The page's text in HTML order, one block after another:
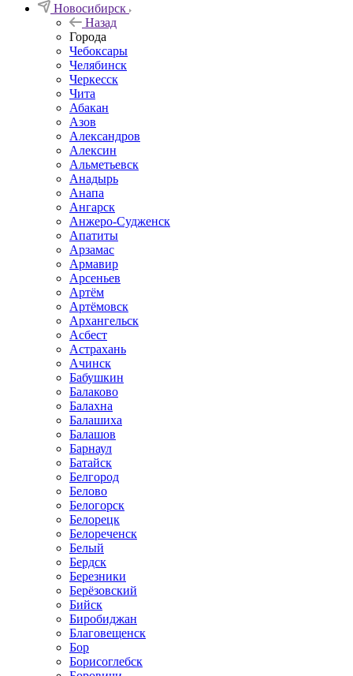
Новосибирск
Назад
Города
Чебоксары
Челябинск
Черкесск
Чита
Абакан
Азов
Александров
Алексин
Альметьевск
Анадырь
Анапа
Ангарск
Анжеро-Судженск
Апатиты
Арзамас
Армавир
Арсеньев
Артём
Артёмовск
Архангельск
Асбест
Астрахань
Ачинск
Бабушкин
Балаково
Балахна
Балашиха
Балашов
Барнаул
Батайск
Белгород
Белово
Белогорск
Белорецк
Белореченск
Белый
Бердск
Березники
Берёзовский
Бийск
Биробиджан
Благовещенск
Бор
Борисоглебск